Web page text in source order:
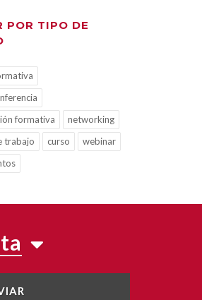
POR TIPO DE
formativa
networking
trabajo
curso
webinar